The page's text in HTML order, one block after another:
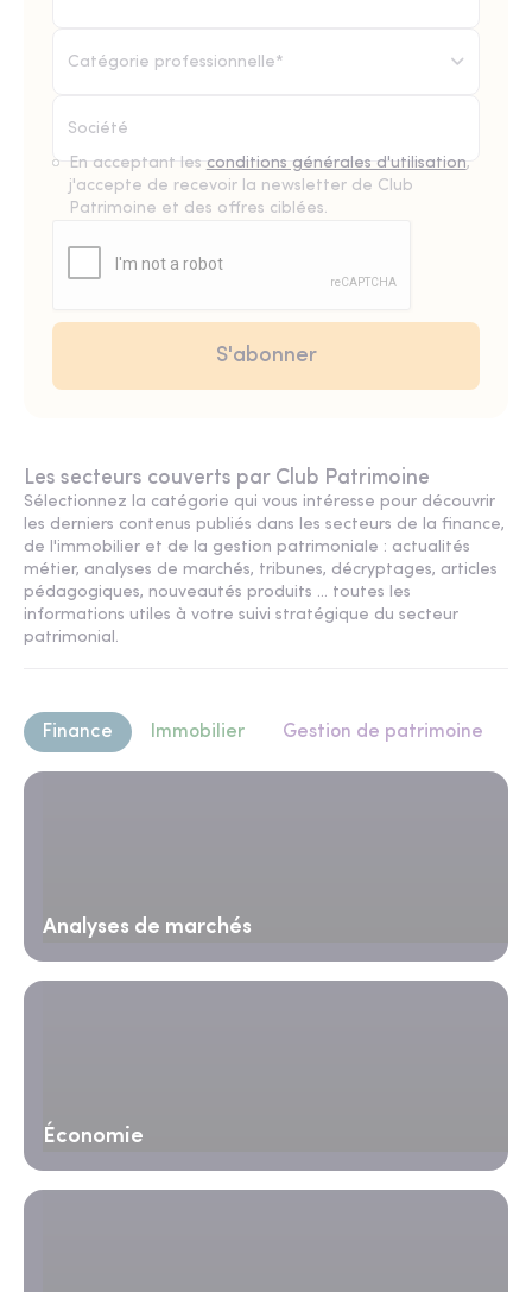
Catégorie professionnelle*
En acceptant les conditions générales d'utilisation,
j'accepte de recevoir la newsletter de Club
Patrimoine et des offres ciblées.
Les secteurs couverts par Club Patrimoine
Sélectionnez la catégorie qui vous intéresse pour découvrir
les derniers contenus publiés dans les secteurs de la finance,
de l'immobilier et de la gestion patrimoniale : actualités
métier, analyses de marchés, tribunes, décryptages, articles
pédagogiques, nouveautés produits ... toutes les
informations utiles à votre suivi stratégique du secteur
patrimonial.
Finance Immobilier Gestion de patrimoine
Analyses de marchés
Économie